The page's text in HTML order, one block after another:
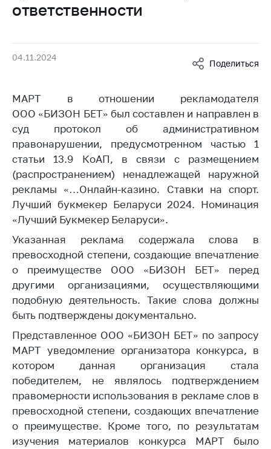
универсальная
Общественная
жизнь
Идеологическая
работа
Официальные
геральдические
символы
5 лет МАРТ
Деятельность
Ценовая политика
Антимонопольное
регулирование и
конкуренция
Торговля и услуги
Регулирование и
контроль закупок
Защита прав
потребителей
Регулирование
рекламной
деятельности
ответственности
04.11.2024
Поделиться
МАРТ в отношении рекламодателя
ООО «БИЗОН БЕТ» был составлен и направлен в
суд протокол об административном
правонарушении, предусмотренном частью 1
статьи 13.9 КоАП, в связи с размещением
(распространением) ненадлежащей наружной
рекламы «…Онлайн-казино. Ставки на спорт.
Лучший букмекер Беларуси 2024. Номинация
«Лучший Букмекер Беларуси».
Указанная реклама содержала слова в
превосходной степени, создающие впечатление
о преимуществе ООО «БИЗОН БЕТ» перед
другими организациями, осуществляющими
подобную деятельность. Такие слова должны
быть подтверждены документально.
Представленное ООО «БИЗОН БЕТ» по запросу
МАРТ уведомление организатора конкурса, в
котором данная организация стала
победителем, не являлось подтверждением
правомерности использования в рекламе слов в
превосходной степени, создающих впечатление
о преимуществе. Кроме того, по результатам
изучения материалов конкурса МАРТ было